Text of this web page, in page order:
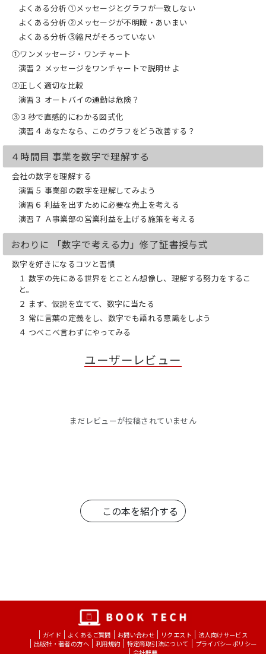
よくある分析 ①メッセージとグラフが一致しない
よくある分析 ②メッセージが不明瞭・あいまい
よくある分析 ③縮尺がそろっていない
①ワンメッセージ・ワンチャート
演習２ メッセージをワンチャートで説明せよ
②正しく適切な比較
演習３ オートバイの通勤は危険？
③３秒で直感的にわかる図式化
演習４ あなたなら、このグラフをどう改善する？
４時間目 事業を数字で理解する
会社の数字を理解する
演習５ 事業部の数字を理解してみよう
演習６ 利益を出すために必要な売上を考える
演習７ Ａ事業部の営業利益を上げる施策を考える
おわりに 「数字で考える力」修了証書授与式
数字を好きになるコツと習慣
１ 数字の先にある世界をとことん想像し、理解する努力をするこ
と。
２ まず、仮説を立てて、数字に当たる
３ 常に言葉の定義をし、数字でも語れる意識をしよう
４ つべこべ言わずにやってみる
ユーザーレビュー
まだレビューが投稿されていません
この本を紹介する
ガイド よくあるご質問 お問い合わせ リクエスト
法人向けサービス
出版社・著者の方へ
利用規約 特定商取引法について
プライバシーポリシー